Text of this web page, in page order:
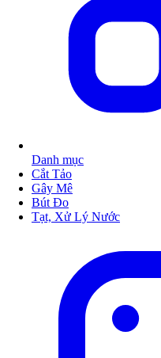
Danh mục
Cắt Tảo
Gây Mê
Bút Đo
Tạt, Xử Lý Nước